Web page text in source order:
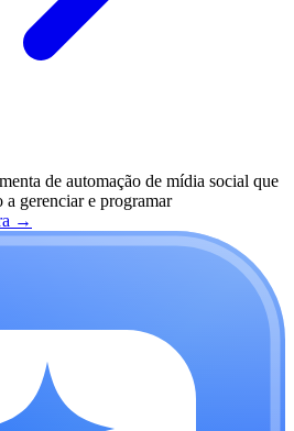
de automação de mídia social que
a gerenciar e programar
→